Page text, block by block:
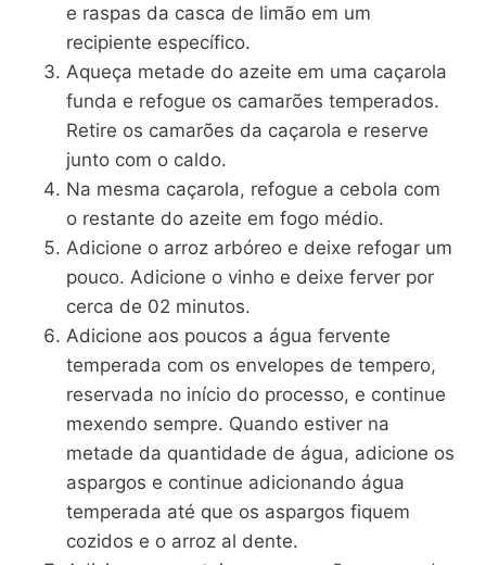
e raspas da casca de limão em um
recipiente específico.
Aqueça metade do azeite em uma caçarola
funda e refogue os camarões temperados.
Retire os camarões da caçarola e reserve
junto com o caldo.
Na mesma caçarola, refogue a cebola com
o restante do azeite em fogo médio.
Adicione o arroz arbóreo e deixe refogar um
pouco. Adicione o vinho e deixe ferver por
cerca de 02 minutos.
Adicione aos poucos a água fervente
temperada com os envelopes de tempero,
reservada no início do processo, e continue
mexendo sempre. Quando estiver na
metade da quantidade de água, adicione os
aspargos e continue adicionando água
temperada até que os aspargos fiquem
cozidos e o arroz al dente.